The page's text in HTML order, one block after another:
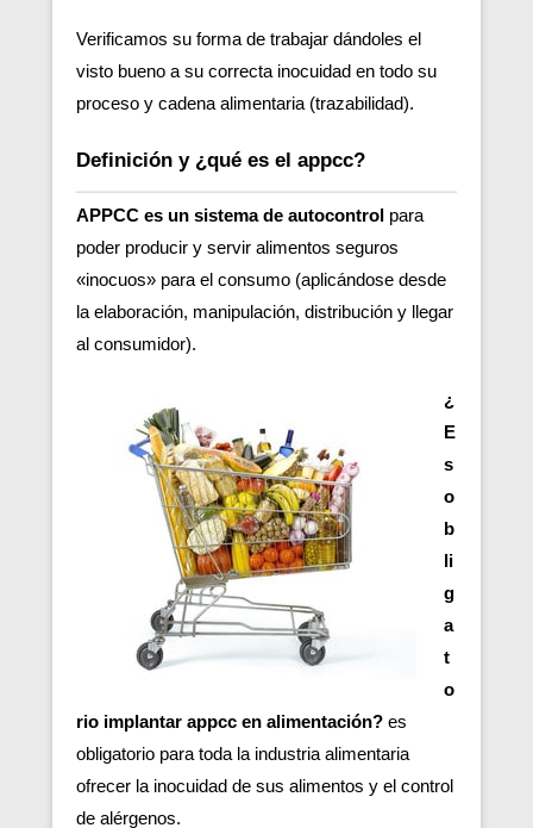
Verificamos su forma de trabajar dándoles el
visto bueno a su correcta inocuidad en todo su
proceso y cadena alimentaria (trazabilidad).
Definición y ¿qué es el appcc?
APPCC es un sistema de autocontrol para
poder producir y servir alimentos seguros
«inocuos» para el consumo (aplicándose desde
la elaboración, manipulación, distribución y llegar
al consumidor).
¿
E
s
o
b
li
g
a
t
o
rio implantar appcc en alimentación? es
obligatorio para toda la industria alimentaria
ofrecer la inocuidad de sus alimentos y el control
de alérgenos.